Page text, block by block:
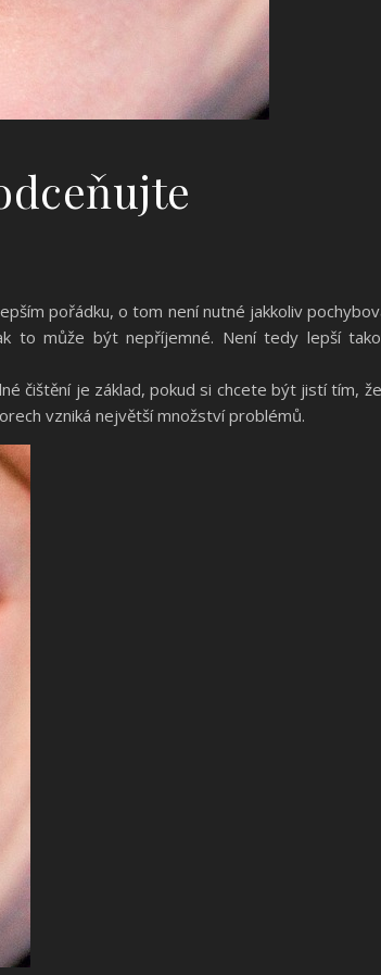
pořádku, o tom není nutné jakkoliv
to může být nepříjemné. Není tedy lepší
čištění je základ, pokud si chcete být jistí tím,
vzniká největší množství problémů.